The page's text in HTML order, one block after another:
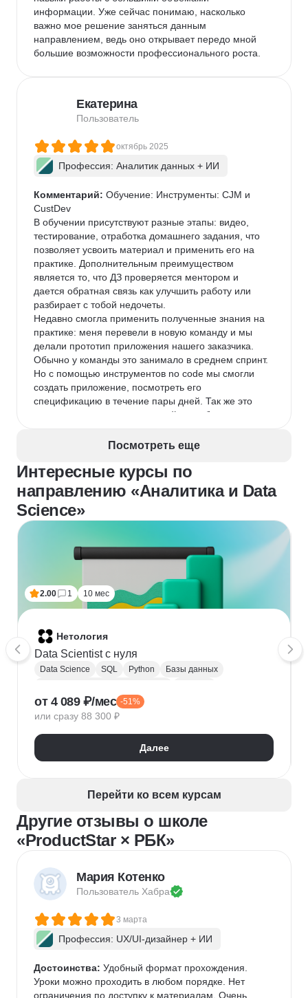
выбираю компанию. Для человека без профильного
бэкграунда это серьёзный результат.
Комьюнити дало поддержку и обмен опытом, а
Карьерный центр помог с откликами — один из
офферов пришёл именно через него.
Учиться придётся много, работу искать тоже
активно — но результат действительно стоит усилий.
информации. Уже сейчас понимаю, насколько
важно мое решение заняться данным
направлением, ведь оно открывает передо мной
большие возможности профессионального роста.
Екатерина
Пользователь
октябрь 2025
Профессия: Аналитик данных + ИИ
Комментарий: Обучение: Инструменты: CJM и
CustDev
В обучении присутствуют разные этапы: видео,
тестирование, отработка домашнего задания, что
позволяет усвоить материал и применить его на
практике. Дополнительным преимуществом
является то, что ДЗ проверяется ментором и
дается обратная связь как улучшить работу или
разбирает с тобой недочеты.
Недавно смогла применить полученные знания на
практике: меня перевели в новую команду и мы
делали прототип приложения нашего заказчика.
Обычно у команды это занимало в среднем спринт.
Но с помощью инструментов no code мы смогли
создать приложение, посмотреть его
спецификацию в течение пары дней. Так же это
позволило нам оперативно найти слабые места
Кстати, на первых этапах обучения есть различная
исследования, подобрав нужный вариант для
любого случая.
Посмотреть еще
Интересные курсы по
направлению «Аналитика и Data
Science»
2.00 1 10 мес
Нетология
Data Scientist с нуля
Data Science SQL Python
Базы данных
Keras
Машинное обучение
Искусственный интеллект
Математика для Data Science
Статистика
Pandas
от 4 089 ₽/мес -51%
или сразу 88 300 ₽
Далее
Перейти ко всем курсам
Другие отзывы о школе
«ProductStar × РБК»
Мария Котенко
Пользователь Хабра
3 марта
Профессия: UX/UI-дизайнер + ИИ
Достоинства: Удобный формат прохождения.
Уроки можно проходить в любом порядке. Нет
ограничения по доступку к материалам. Очень